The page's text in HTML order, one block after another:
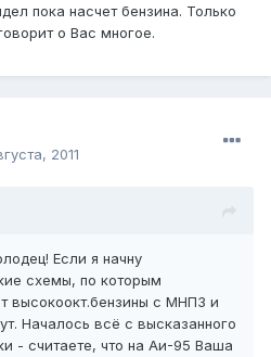
пока насчет бензина. Только
о Вас многое.
2011
Если я начну
схемы, по которым
высокоокт.бензины с МНПЗ и
Началось всё с высказанного
- считаете, что на Аи-95 Ваша